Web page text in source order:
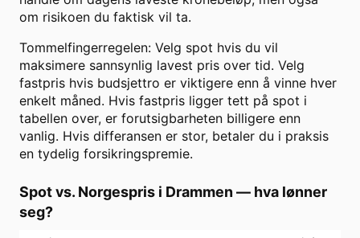
om risikoen du faktisk vil ta.
Tommelfingerregelen: Velg spot hvis du vil
maksimere sannsynlig lavest pris over tid. Velg
fastpris hvis budsjettro er viktigere enn å vinne hver
enkelt måned. Hvis fastpris ligger tett på spot i
tabellen over, er forutsigbarheten billigere enn
vanlig. Hvis differansen er stor, betaler du i praksis
en tydelig forsikringspremie.
Spot vs. Norgespris i Drammen — hva lønner
seg?